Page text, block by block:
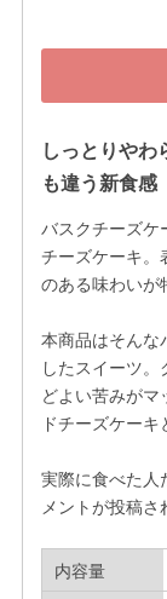
しっとりやわ
も違う新食感
バスクチーズケ
チーズケーキ。
のある味わいが
本商品はそんな
したスイーツ
どよい苦みが
ドチーズケーキ
実際に食べた人
メントが投稿さ
内容量